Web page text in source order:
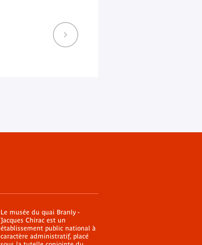
Le musée du quai Branly -
Jacques Chirac est un
établissement public national à
caractère administratif, placé